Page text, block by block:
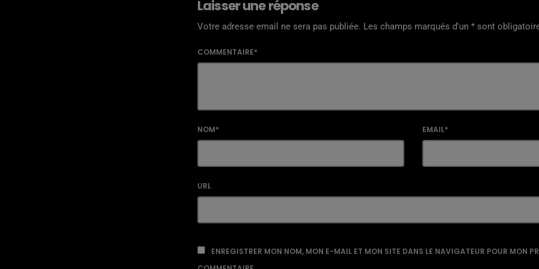
Laisser une réponse
Votre adresse email ne sera pas publiée. Les champs marqués d'un * sont
COMMENTAIRE*
NOM* EMAIL*
URL
ENREGISTRER MON NOM, MON E-MAIL ET MON SITE DANS LE NAVIGATEUR POUR MON